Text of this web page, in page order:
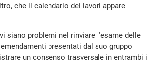
che il calendario dei lavori appare
siano problemi nel rinviare l'esame delle
presentati dal suo gruppo
un consenso trasversale in entrambi i